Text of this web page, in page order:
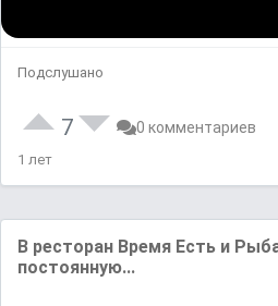
Подслушано
7 0 комментариев
1 лет
В ресторан Время Есть и
постоянную...